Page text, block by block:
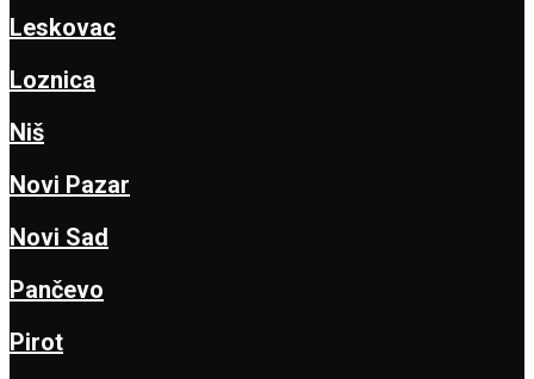
Leskovac
Loznica
Niš
Novi Pazar
Novi Sad
Pančevo
Pirot